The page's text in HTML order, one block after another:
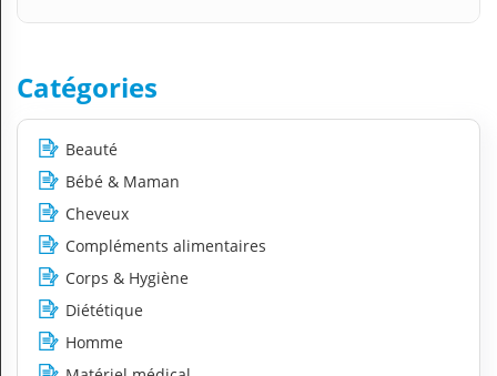
Catégories
Beauté
Bébé & Maman
Cheveux
Compléments alimentaires
Corps & Hygiène
Diététique
Homme